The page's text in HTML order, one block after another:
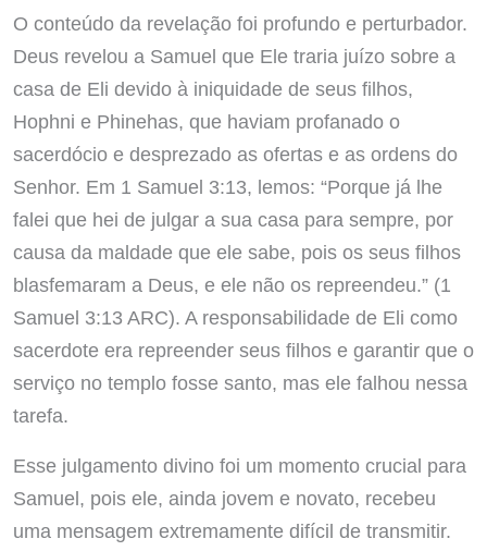
O conteúdo da revelação foi profundo e perturbador.
Deus revelou a Samuel que Ele traria juízo sobre a
casa de Eli devido à iniquidade de seus filhos,
Hophni e Phinehas, que haviam profanado o
sacerdócio e desprezado as ofertas e as ordens do
Senhor. Em 1 Samuel 3:13, lemos: “Porque já lhe
falei que hei de julgar a sua casa para sempre, por
causa da maldade que ele sabe, pois os seus filhos
blasfemaram a Deus, e ele não os repreendeu.” (1
Samuel 3:13 ARC). A responsabilidade de Eli como
sacerdote era repreender seus filhos e garantir que o
serviço no templo fosse santo, mas ele falhou nessa
tarefa.
Esse julgamento divino foi um momento crucial para
Samuel, pois ele, ainda jovem e novato, recebeu
uma mensagem extremamente difícil de transmitir.